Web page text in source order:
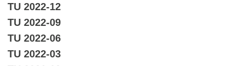
TU 2022-12
TU 2022-09
TU 2022-06
TU 2022-03